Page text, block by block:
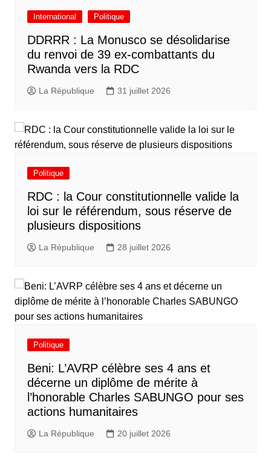
International Politique
DDRRR : La Monusco se désolidarise
du renvoi de 39 ex-combattants du
Rwanda vers la RDC
La République 31 juillet 2026
Politique
RDC : la Cour constitutionnelle valide la
loi sur le référendum, sous réserve de
plusieurs dispositions
La République 28 juillet 2026
Politique
Beni: L’AVRP célèbre ses 4 ans et
décerne un diplôme de mérite à
l’honorable Charles SABUNGO pour ses
actions humanitaires
La République 20 juillet 2026